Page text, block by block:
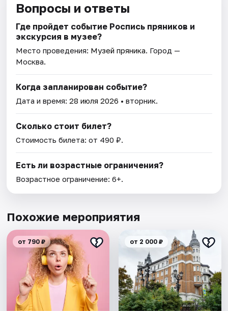
Вопросы и ответы
Где пройдет событие Роспись пряников и
экскурсия в музее?
Место проведения: Музей пряника. Город —
Москва.
Когда запланирован событие?
Дата и время:28 июля 2026 • вторник.
Сколько стоит билет?
Стоимость билета: от 490 ₽.
Есть ли возрастные ограничения?
Возрастное ограничение: 6+.
Похожие мероприятия
от 790 ₽ от 2 000 ₽